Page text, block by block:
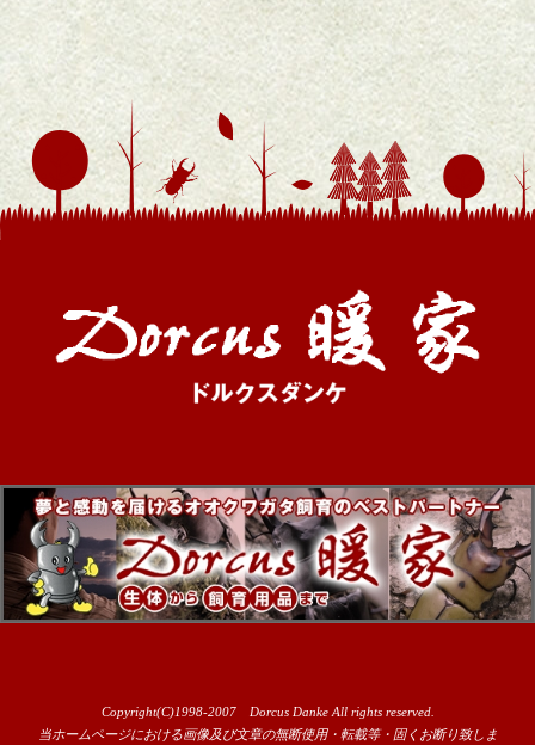
Copyright(C)1998-2007 Dorcus Danke All rights reserved.
当ホームページにおける画像及び文章の無断使用・転載等・固くお断り致しま